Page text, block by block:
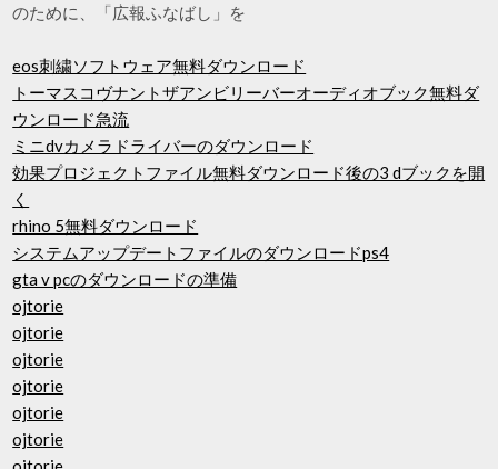
のために、「広報ふなばし」を
eos刺繍ソフトウェア無料ダウンロード
トーマスコヴナントザアンビリーバーオーディオブック無料ダ
ウンロード急流
ミニdvカメラドライバーのダウンロード
効果プロジェクトファイル無料ダウンロード後の3 dブックを開
く
rhino 5無料ダウンロード
システムアップデートファイルのダウンロードps4
gta v pcのダウンロードの準備
ojtorie
ojtorie
ojtorie
ojtorie
ojtorie
ojtorie